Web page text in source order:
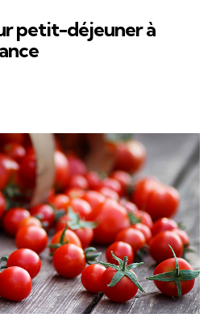
petit-déjeuner à